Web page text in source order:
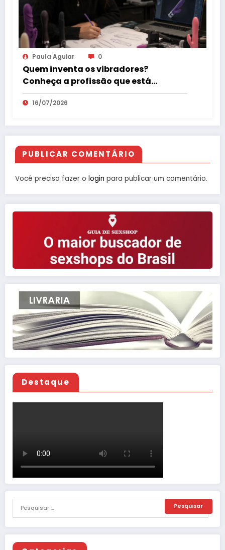
Paula Aguiar 0
Quem inventa os vibradores?
Conheça a profissão que está
revolucionando o mercado erótico
16/07/2026
PUBLICAR COMENTÁRIO
Você precisa fazer o login para publicar um comentário.
Destaque